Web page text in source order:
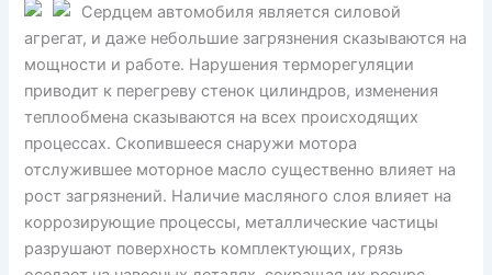
Сердцем автомобиля является силовой
агрегат, и даже небольшие загрязнения сказываются на
мощности и работе. Нарушения терморегуляции
приводит к перегреву стенок цилиндров, изменения
теплообмена сказываются на всех происходящих
процессах. Скопившееся снаружи мотора
отслужившее моторное масло существенно влияет на
рост загрязнений. Наличие масляного слоя влияет на
коррозирующие процессы, металлические частицы
разрушают поверхность комплектующих, грязь